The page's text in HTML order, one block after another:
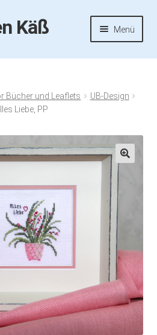
Käß Menü
Bücher und Leaflets
UB-Design
Liebe, PP